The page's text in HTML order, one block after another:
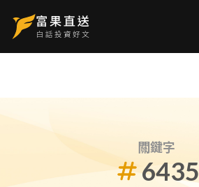
關鍵字
6435